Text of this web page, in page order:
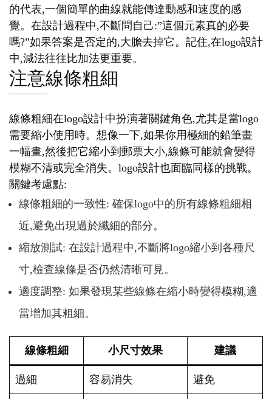
的代表,一個簡單的曲線就能傳達動感和速度的感
覺。在設計過程中,不斷問自己:”這個元素真的必要
嗎?”如果答案是否定的,大膽去掉它。記住,在logo設計
中,減法往往比加法更重要。
注意線條粗細
線條粗細在logo設計中扮演著關鍵角色,尤其是當logo
需要縮小使用時。想像一下,如果你用極細的鉛筆畫
一幅畫,然後把它縮小到郵票大小,線條可能就會變得
模糊不清或完全消失。logo設計也面臨同樣的挑戰。
關鍵考慮點:
線條粗細的一致性: 確保logo中的所有線條粗細相
近,避免出現過於纖細的部分。
縮放測試: 在設計過程中,不斷將logo縮小到各種尺
寸,檢查線條是否仍然清晰可見。
適度調整: 如果發現某些線條在縮小時變得模糊,適
當增加其粗細。
線條粗細 小尺寸效果 建議
過細 容易消失 避免